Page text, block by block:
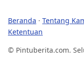
Beranda · Tentang
Ketentuan
© Pintuberita.com.